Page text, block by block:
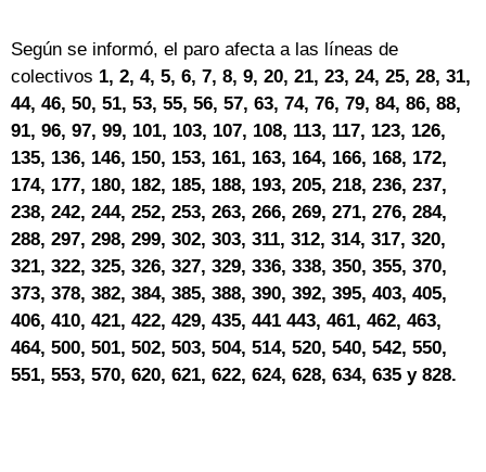
Según se informó, el paro afecta a las líneas de
colectivos 1, 2, 4, 5, 6, 7, 8, 9, 20, 21, 23, 24, 25, 28, 31,
44, 46, 50, 51, 53, 55, 56, 57, 63, 74, 76, 79, 84, 86, 88,
91, 96, 97, 99, 101, 103, 107, 108, 113, 117, 123, 126,
135, 136, 146, 150, 153, 161, 163, 164, 166, 168, 172,
174, 177, 180, 182, 185, 188, 193, 205, 218, 236, 237,
238, 242, 244, 252, 253, 263, 266, 269, 271, 276, 284,
288, 297, 298, 299, 302, 303, 311, 312, 314, 317, 320,
321, 322, 325, 326, 327, 329, 336, 338, 350, 355, 370,
373, 378, 382, 384, 385, 388, 390, 392, 395, 403, 405,
406, 410, 421, 422, 429, 435, 441 443, 461, 462, 463,
464, 500, 501, 502, 503, 504, 514, 520, 540, 542, 550,
551, 553, 570, 620, 621, 622, 624, 628, 634, 635 y 828.